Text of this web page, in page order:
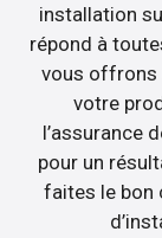
installation
répond à
vous offrons
votre
l’assurance
pour un
faites le bon